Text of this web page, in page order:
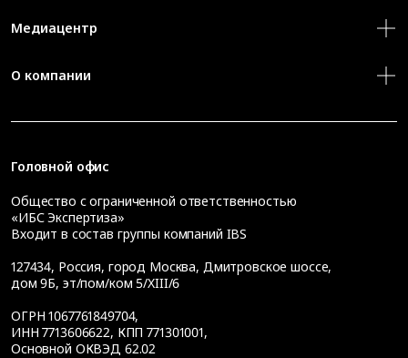
Медиацентр
О компании
Головной офис
Общество с ограниченной ответственностью
«ИБС Экспертиза»
Входит в состав группы компаний IBS
127434, Россия, город Москва, Дмитровское шоссе,
дом 9Б, эт/пом/ком 5/XIII/6
ОГРН 1067761849704,
ИНН 7713606622, КПП 771301001,
Основной ОКВЭД 62.02